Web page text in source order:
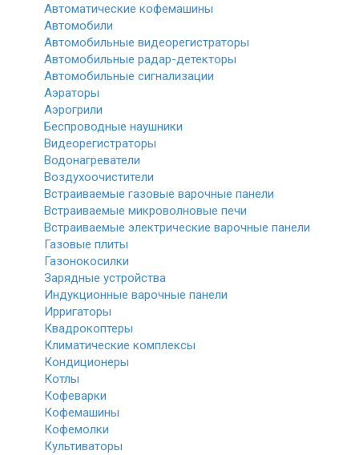
Автоматические кофемашины
Автомобили
Автомобильные видеорегистраторы
Автомобильные радар-детекторы
Автомобильные сигнализации
Аэраторы
Аэрогрили
Беспроводные наушники
Видеорегистраторы
Водонагреватели
Воздухоочистители
Встраиваемые газовые варочные панели
Встраиваемые микроволновые печи
Встраиваемые электрические варочные панели
Газовые плиты
Газонокосилки
Зарядные устройства
Индукционные варочные панели
Ирригаторы
Квадрокоптеры
Климатические комплексы
Кондиционеры
Котлы
Кофеварки
Кофемашины
Кофемолки
Культиваторы